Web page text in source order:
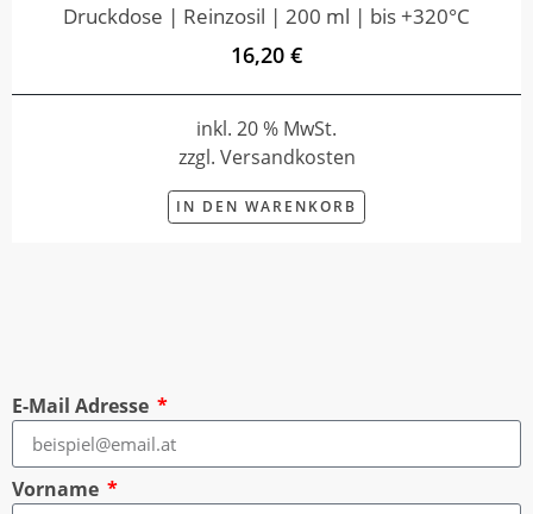
Druckdose | Reinzosil | 200 ml | bis +320°C
16,20 €
inkl. 20 % MwSt.
zzgl. Versandkosten
IN DEN WARENKORB
E-Mail Adresse
Vorname